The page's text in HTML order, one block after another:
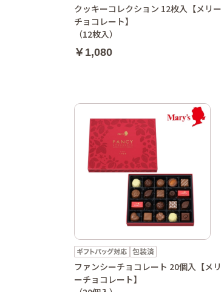
クッキーコレクション 12枚入【メリー
チョコレート】
（12枚入）
￥1,080
ファンシーチョコレート 20個入【メリ
ーチョコレート】